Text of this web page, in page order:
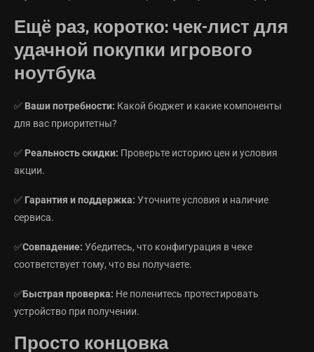
Ещё раз, коротко: чек-лист для
удачной покупки игрового
ноутбука
✅ Ваши потребности: Какой бюджет и какие компоненты
для вас приоритетны?
✅ Реальность скидки: Проверьте историю цен и условия
акции.
✅ Гарантия и поддержка: Уточните условия и наличие
сервиса.
✅Совпадение: Убедитесь, что конфигурация в чеке
соответствует тому, что вы получаете.
✅Быстрая проверка: Не поленитесь протестировать
устройство при получении.
Просто концовка